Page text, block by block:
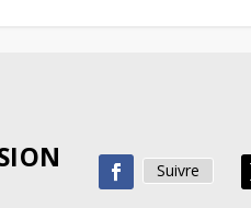
Suivre